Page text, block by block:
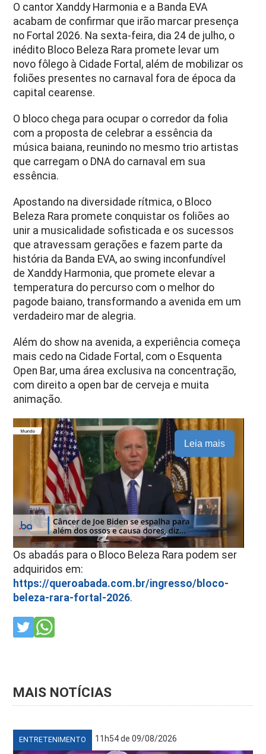
O cantorXanddyHarmonia e a Banda EVA
acabam de confirmar que irão marcar presença
no Fortal 2026. Na sexta-feira, dia 24 de julho, o
inédito Bloco Beleza Rara promete levar um
novo fôlego à Cidade Fortal, além de mobilizar os
foliões presentes no carnaval fora de época da
capital cearense.
O bloco chega para ocupar o corredor da folia
com a proposta de celebrar a essência da
música baiana, reunindo no mesmo trio artistas
que carregam o DNA do carnaval em sua
essência.
Apostando na diversidade rítmica, o Bloco
Beleza Rara promete conquistar os foliões ao
unir a musicalidade sofisticada e os sucessos
que atravessam gerações e fazem parte da
história da Banda EVA, ao swing inconfundível
deXanddyHarmonia, que promete elevar a
temperatura do percurso com o melhor do
pagode baiano, transformando a avenida em um
verdadeiro mar de alegria.
Além do show na avenida, a experiência começa
mais cedo na Cidade Fortal, com o Esquenta
Open Bar, uma área exclusiva na concentração,
com direito a open bar de cerveja e muita
animação.
Leia mais
Os abadás para o Bloco Beleza Rara podem ser
adquiridos em:
https://queroabada.com.br/ingresso/bloco-
beleza-rara-fortal-2026.
MAIS NOTÍCIAS
ENTRETENIMENTO 11h54 de 09/08/2026